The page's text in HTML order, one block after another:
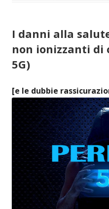
I danni alla
non ionizzanti di
5G)
[e le dubbie